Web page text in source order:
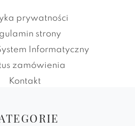
prywatności
strony
Informatyczny
zamówienia
Kontakt